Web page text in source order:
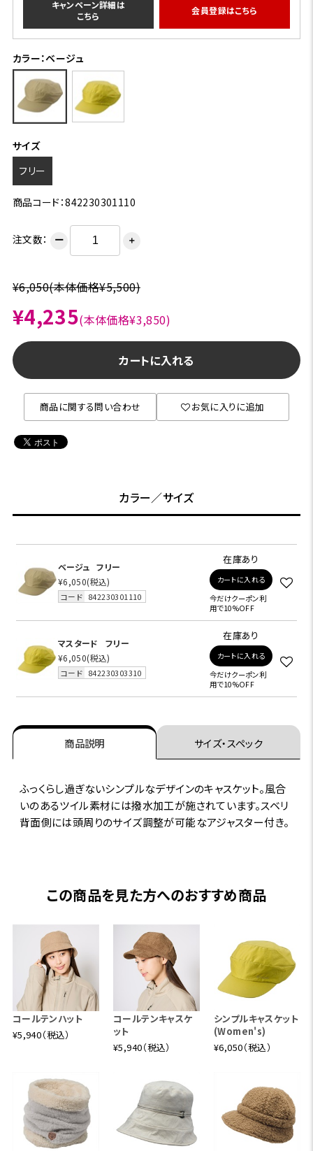
キャンペーン詳細は
こちら
会員登録はこちら
カラー：ベージュ
サイズ
フリー
商品コード：842230301110
注文数： ー ＋
¥6,050(本体価格¥5,500)
¥4,235(本体価格¥3,850)
カートに入れる
商品に関する問い合わせ お気に入りに追加
カラー／サイズ
ベージュ
フリー
¥6,050(税込)
コード 842230301110
在庫あり
カートに入れる
今だけクーポン利
用で10%OFF
マスタード
フリー
¥6,050(税込)
コード 842230303310
在庫あり
カートに入れる
今だけクーポン利
用で10%OFF
商品説明 サイズ・スペック
ふっくらし過ぎないシンプルなデザインのキャスケット。風合
いのあるツイル素材には撥水加工が施されています。スベリ
背面側には頭周りのサイズ調整が可能なアジャスター付き。
この商品を見た方へのおすすめ商品
コールテンハット
¥5,940（税込）
コールテンキャスケ
ット
¥5,940（税込）
シンプルキャスケット
(Women's)
¥6,050（税込）